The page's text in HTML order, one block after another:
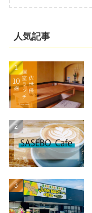
人気記事